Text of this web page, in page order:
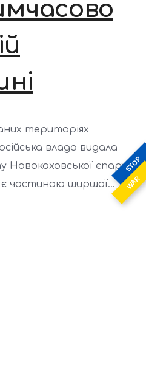
STOP
WAR
територіях
влада видала
єпархії
частиною ширшої...